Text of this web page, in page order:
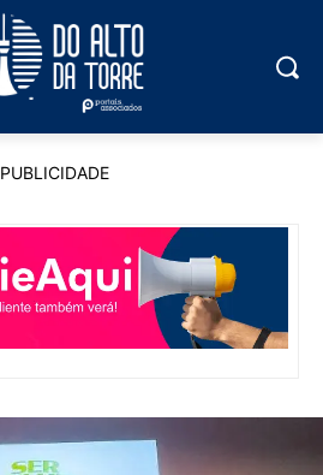
PUBLICIDADE